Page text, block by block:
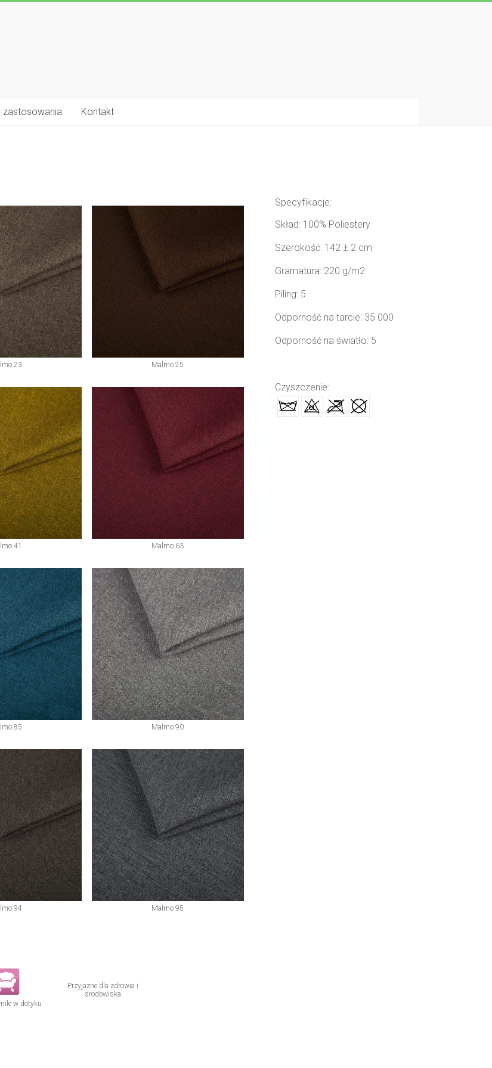
zastosowania Kontakt
23 Malmo 25
41 Malmo 63
85 Malmo 90
94 Malmo 95
w dotyku
Przyjazne dla zdrowia i
srodowiska
Specyfikacje:
Skład: 100% Poliestery
Szerokość: 142 ± 2 cm
Gramatura: 220 g/m2
Piling: 5
Odporność na tarcie: 35 000
Odporność na światło: 5
Czyszczenie: